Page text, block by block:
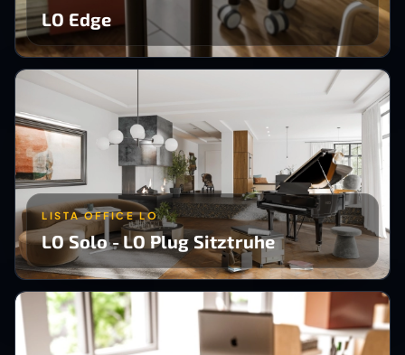
LO Edge
LISTA OFFICE LO
LO Solo - LO Plug Sitztruhe